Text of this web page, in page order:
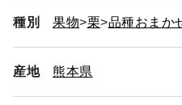
種別 果物 栗 品種おまか
産地 熊本県